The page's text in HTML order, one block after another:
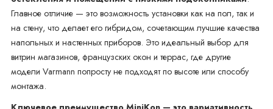
Главное отличие — это возможность установки как на пол, так и
на стену, что делает его гибридом, сочетающим лучшие качества
напольных и настенных приборов. Это идеальный выбор для
витрин магазинов, французских окон и террас, где другие
модели Varmann попросту не подходят по высоте или способу
монтажа.